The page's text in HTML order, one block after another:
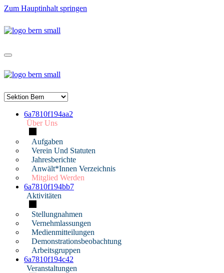
Zum Hauptinhalt springen
6a7810f194aa2
Über Uns
Aufgaben
Verein Und Statuten
Jahresberichte
Anwält*innen Verzeichnis
Mitglied Werden
6a7810f194bb7
Aktivitäten
Stellungnahmen
Vernehmlassungen
Medienmitteilungen
Demonstrationsbeobachtung
Arbeitsgruppen
6a7810f194c42
Veranstaltungen